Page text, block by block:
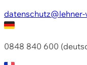
0848 840 600